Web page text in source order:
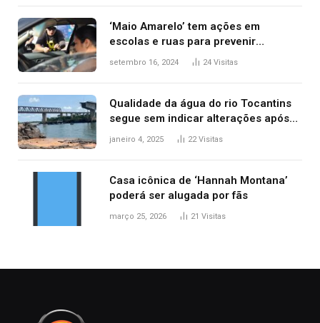
‘Maio Amarelo’ tem ações em
escolas e ruas para prevenir
acidentes no trânsito no AP
setembro 16, 2024 24 Visitas
Qualidade da água do rio Tocantins
segue sem indicar alterações após
desabamento da ponte entre MA e
janeiro 4, 2025 22Visitas
Casa icônica de ‘Hannah Montana’
poderá ser alugada por fãs
março 25, 2026 21 Visitas